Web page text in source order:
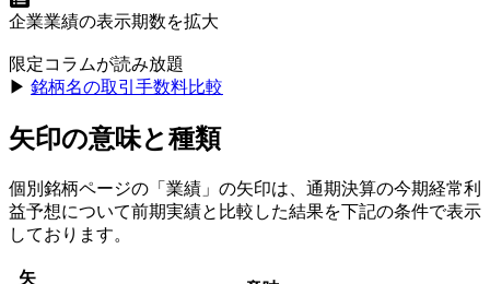
企業業績の表示期数を拡大
限定コラムが読み放題
▶︎ 銘柄名の取引手数料比較
矢印の意味と種類
個別銘柄ページの「業績」の矢印は、通期決算の今期経常利
益予想について前期実績と比較した結果を下記の条件で表示
しております。
矢